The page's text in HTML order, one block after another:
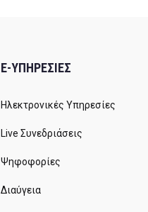
E-ΥΠΗΡΕΣΙΕΣ
Ηλεκτρονικές Υπηρεσίες
Live Συνεδριάσεις
Ψηφοφορίες
Διαύγεια